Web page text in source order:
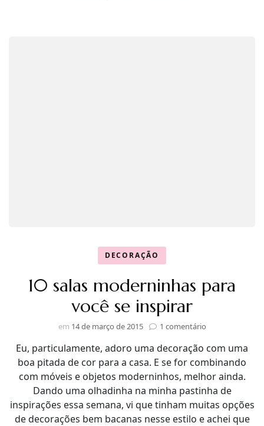
DECORAÇÃO
10 salas moderninhas para
você se inspirar
em 14 de março de 2015 1 comentárioem
salas
moderninhas
para
você
se
inspirar
Eu, particulamente, adoro uma decoração com uma
boa pitada de cor para a casa. E se for combinando
com móveis e objetos moderninhos, melhor ainda.
Dando uma olhadinha na minha pastinha de
inspirações essa semana, vi que tinham muitas opções
de decorações bem bacanas nesse estilo e achei que